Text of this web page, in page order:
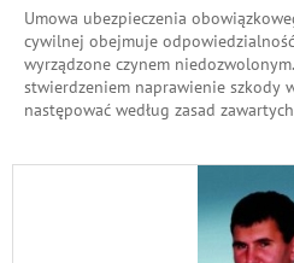
Umowa ubezpieczenia
cywilnej obejmuje
wyrządzone czynem
stwierdzeniem naprawienie szkody
następować według zasad